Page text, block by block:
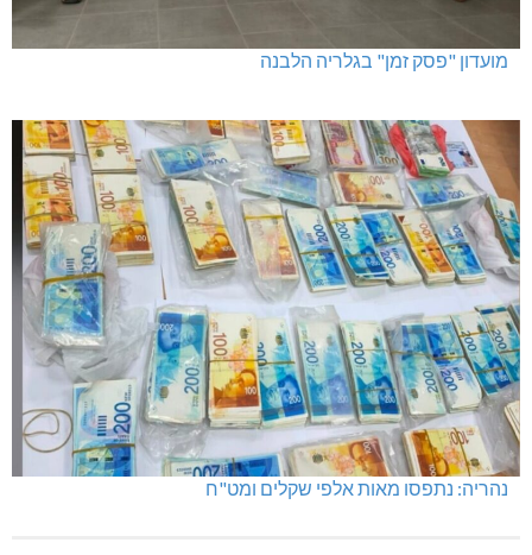
מועדון "פסק זמן" בגלריה הלבנה
נהריה: נתפסו מאות אלפי שקלים ומט"ח